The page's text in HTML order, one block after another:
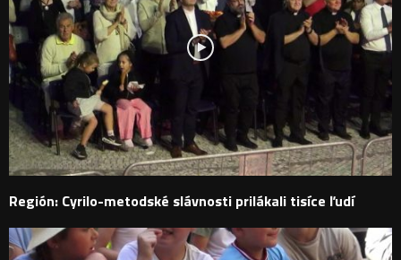
Región: Cyrilo-metodské slávnosti prilákali tisíce ľudí